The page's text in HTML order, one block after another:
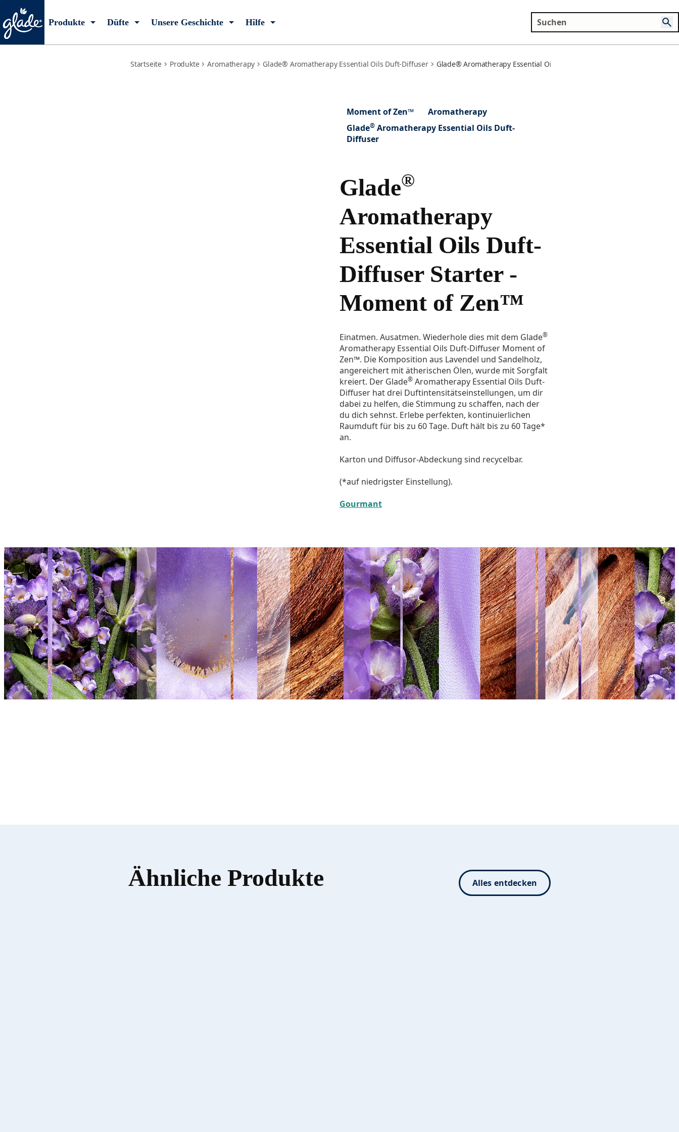
Produkte Düfte Unsere Geschichte Hilfe
Startseite Produkte Aromatherapy Glade® Aromatherapy Essential Oils Duft-Diffuser Glade® Aromatherapy Essential Oils Duft-Diffuser Starter - Moment of
Moment of Zen™
Aromatherapy
Glade® Aromatherapy Essential Oils Duft-
Diffuser
Glade®
Aromatherapy
Essential Oils Duft-
Diffuser Starter -
Moment of Zen™
Einatmen. Ausatmen. Wiederhole dies mit dem Glade®
Aromatherapy Essential Oils Duft-Diffuser Moment of
Zen™. Die Komposition aus Lavendel und Sandelholz,
angereichert mit ätherischen Ölen, wurde mit Sorgfalt
kreiert. Der Glade® Aromatherapy Essential Oils Duft-
Diffuser hat drei Duftintensitätseinstellungen, um dir
dabei zu helfen, die Stimmung zu schaffen, nach der
du dich sehnst. Erlebe perfekten, kontinuierlichen
Raumduft für bis zu 60 Tage. Duft hält bis zu 60 Tage*
an.
Karton und Diffusor-Abdeckung sind recycelbar.
(*auf niedrigster Einstellung).
Gourmant
Ähnliche Produkte Alles entdecken